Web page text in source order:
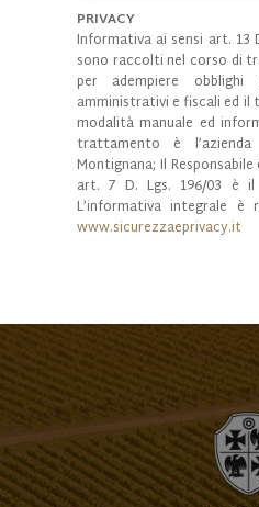
PRIVACY
Informativa ai sensi art. 13
sono raccolti nel corso di
per adempiere obblighi
amministrativi e fiscali ed
modalità manuale ed
trattamento è
Montignana; Il
art. 7 D. Lgs. 196/03 è il
L’informativa integrale
www.sicurezzaeprivacy.it